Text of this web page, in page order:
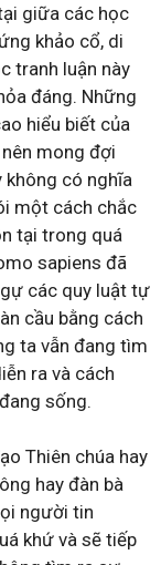
giữa các học
khảo cổ, di
tranh luận này
đáng. Những
hiểu biết của
mong đợi
không có nghĩa
một cách chắc
tại trong quá
sapiens đã
các quy luật tự
cầu bằng cách
ta vẫn đang tìm
ra và cách
sống.
Thiên chúa hay
hay đàn bà
người tin
khứ và sẽ tiếp